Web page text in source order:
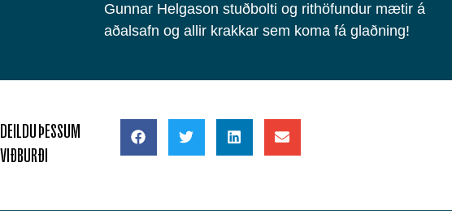
Gunnar Helgason stuðbolti og rithöfundur mætir á
aðalsafn og allir krakkar sem koma fá glaðning!
DEILDU ÞESSUM
VIÐBURÐI